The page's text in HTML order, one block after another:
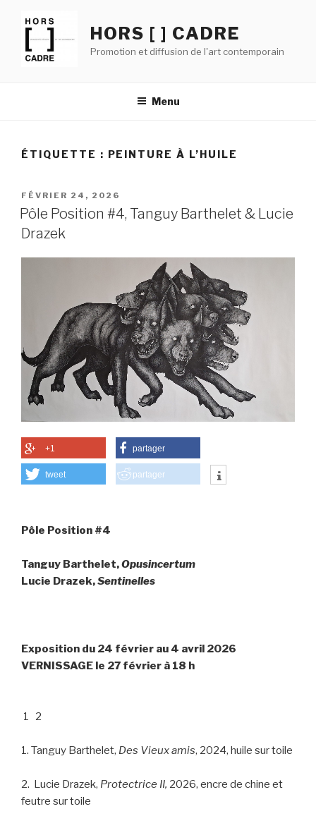
contenu
principal
HORS [ ] CADRE
Promotion et diffusion de l'art contemporain
Menu
ÉTIQUETTE : PEINTURE À L’HUILE
PUBLIÉ
LE
FÉVRIER 24, 2026
Pôle Position #4, Tanguy Barthelet & Lucie
Drazek
+1 partager
tweet partager
Pôle Position #4
Tanguy Barthelet,Opusincertum
Lucie Drazek,Sentinelles
Exposition du 24 février au 4 avril 2026
VERNISSAGE le 27 février à 18 h
1 2
1. Tanguy Barthelet, Des Vieux amis, 2024, huile sur toile
2. Lucie Drazek, Protectrice II, 2026, encre de chine et
feutre sur toile